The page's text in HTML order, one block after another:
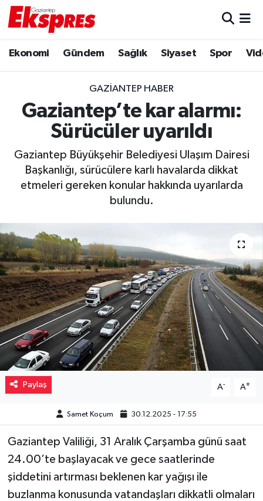
Ekonomi Gündem Sağlık Siyaset Spor
GAZIANTEP HABER
Gaziantep’te kar alarmı:
Sürücüler uyarıldı
Gaziantep Büyükşehir Belediyesi Ulaşım Dairesi
Başkanlığı, sürücülere karlı havalarda dikkat
etmeleri gereken konular hakkında uyarılarda
bulundu.
Paylaş A- A+
Samet Koçum 30.12.2025 - 17:55
Gaziantep Valiliği, 31 Aralık Çarşamba günü saat
24.00’te başlayacak ve gece saatlerinde
şiddetini artırması beklenen kar yağışı ile
buzlanma konusunda vatandaşları dikkatli olmaları
Ekonomi
Gaziantep son dakika
Genel
Gündem
Haberler
Kültür Sanat
Magazin
Müzik
Piyasa
Resmi İlanlar
Sağlık
Spor
Teknoloji
Trafik Durumu
Puan Durumu ve Fikstür
Tüm Manşetler
Son Dakika Haberleri
Haber Arşivi